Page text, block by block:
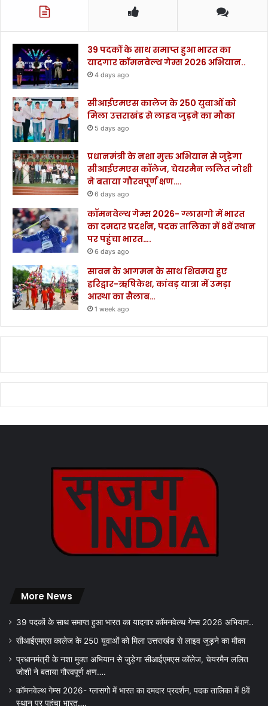
39 पदकों के साथ समाप्त हुआ भारत का
यादगार कॉमनवेल्थ गेम्स 2026 अभियान..
4 days ago
सीआईएमएस कालेज के 250 युवाओं को
मिला उत्तराखंड से लाइव जुड़ने का मौका
5 days ago
प्रधानमंत्री के नशा मुक्त अभियान से जुड़ेगा
सीआईएमएस कॉलेज, चेयरमैन ललित जोशी
ने बताया गौरवपूर्ण क्षण….
6 days ago
कॉमनवेल्थ गेम्स 2026- ग्लासगो में भारत
का दमदार प्रदर्शन, पदक तालिका में 8वें स्थान
पर पहुंचा भारत….
6 days ago
सावन के आगमन के साथ शिवमय हुए
हरिद्वार-ऋषिकेश, कांवड़ यात्रा में उमड़ा
आस्था का सैलाब…
1 week ago
More News
39 पदकों के साथ समाप्त हुआ भारत का यादगार कॉमनवेल्थ गेम्स 2026 अभियान..
सीआईएमएस कालेज के 250 युवाओं को मिला उत्तराखंड से लाइव जुड़ने का मौका
प्रधानमंत्री के नशा मुक्त अभियान से जुड़ेगा सीआईएमएस कॉलेज, चेयरमैन ललित
जोशी ने बताया गौरवपूर्ण क्षण….
कॉमनवेल्थ गेम्स 2026- ग्लासगो में भारत का दमदार प्रदर्शन, पदक तालिका में 8वें
स्थान पर पहुंचा भारत….